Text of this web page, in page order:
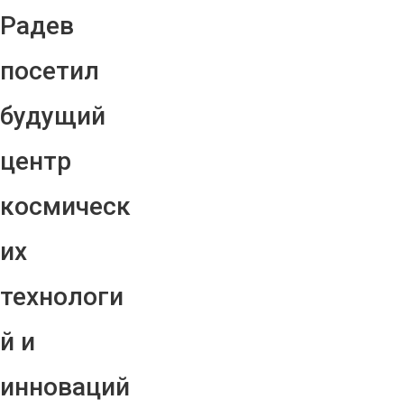
Радев
посетил
будущий
центр
космическ
их
технологи
й и
инноваций